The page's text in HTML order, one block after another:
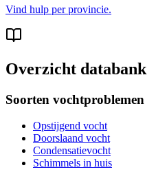
Vind hulp per provincie.
Overzicht databank
Soorten vochtproblemen
Opstijgend vocht
Doorslaand vocht
Condensatievocht
Schimmels in huis